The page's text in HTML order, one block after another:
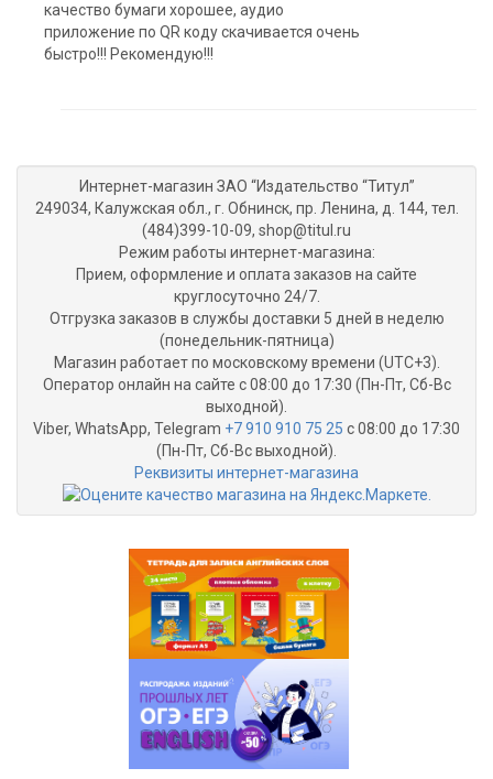
качество бумаги хорошее, аудио
приложение по QR коду скачивается очень
быстро!!! Рекомендую!!!
Интернет-магазин ЗАО “Издательство “Титул”
249034, Калужская обл., г. Обнинск, пр. Ленина, д. 144, тел.
(484)399-10-09, shop@titul.ru
Режим работы интернет-магазина:
Прием, оформление и оплата заказов на сайте
круглосуточно 24/7.
Отгрузка заказов в службы доставки 5 дней в неделю
(понедельник-пятница)
Магазин работает по московскому времени (UTC+3).
Оператор онлайн на сайте с 08:00 до 17:30 (Пн-Пт, Сб-Вс
выходной).
Viber, WhatsApp, Telegram +7 910 910 75 25 с 08:00 до 17:30
(Пн-Пт, Сб-Вс выходной).
Реквизиты интернет-магазина